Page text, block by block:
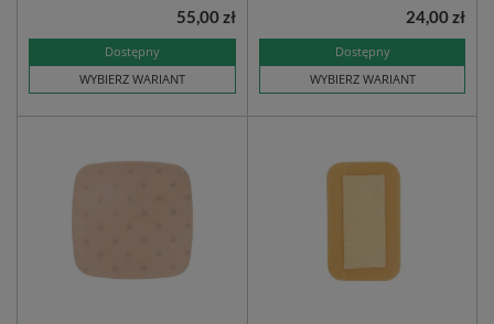
Dostępny
WYBIERZ WARIANT
55,00 zł
Dostępny
WYBIERZ WARIANT
24,00 zł